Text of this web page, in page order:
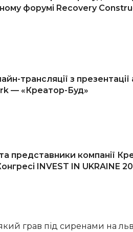
форумі Recovery
трансляції з
— «Креатор-Буд»
та представники компанії
INVEST IN UKRAINE
грав під сиренами на